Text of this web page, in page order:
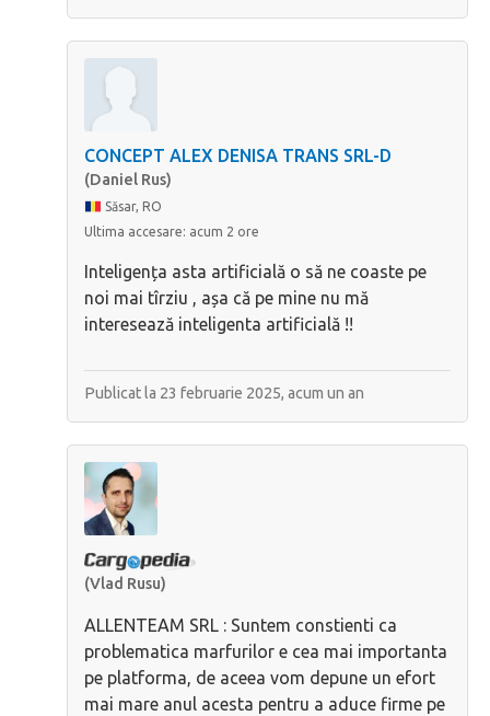
CONCEPT ALEX DENISA TRANS SRL-D
(Daniel Rus)
Săsar, RO
Ultima accesare: acum 2 ore
Inteligența asta artificială o să ne coaste pe
noi mai tîrziu , așa că pe mine nu mă
interesează inteligenta artificială !!
Publicat la 23 februarie 2025, acum un an
(Vlad Rusu)
ALLENTEAM SRL : Suntem constienti ca
problematica marfurilor e cea mai importanta
pe platforma, de aceea vom depune un efort
mai mare anul acesta pentru a aduce firme pe